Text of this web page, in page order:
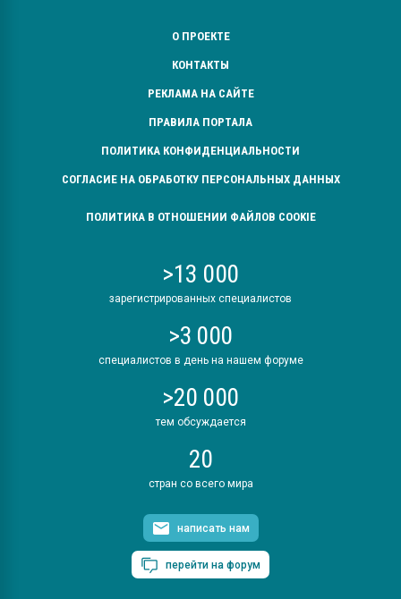
О ПРОЕКТЕ
КОНТАКТЫ
РЕКЛАМА НА САЙТЕ
ПРАВИЛА ПОРТАЛА
ПОЛИТИКА КОНФИДЕНЦИАЛЬНОСТИ
СОГЛАСИЕ НА ОБРАБОТКУ ПЕРСОНАЛЬНЫХ ДАННЫХ
ПОЛИТИКА В ОТНОШЕНИИ ФАЙЛОВ COOKIE
>13 000
зарегистрированных специалистов
>3 000
специалистов в день на нашем форуме
>20 000
тем обсуждается
20
стран со всего мира
написать нам
перейти на форум